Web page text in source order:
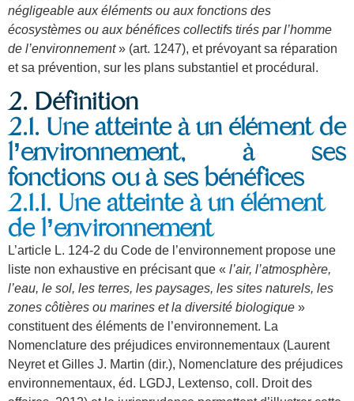
négligeable aux éléments ou aux fonctions des
écosystèmes ou aux bénéfices collectifs tirés par l’homme
de l’environnement» (art. 1247), et prévoyant sa réparation
et sa prévention, sur les plans substantiel et procédural.
2. Définition
2.1. Une atteinte à un élément de
l’environnement, à ses
fonctions ou à ses bénéfices
2.1.1. Une atteinte à un élément
de l’environnement
L’article L. 124-2 du Code de l’environnement propose une
liste non exhaustive en précisant que « l’air, l’atmosphère,
l’eau, le sol, les terres, les paysages, les sites naturels, les
zones côtières ou marines et la diversité biologique »
constituent des éléments de l’environnement. La
Nomenclature des préjudices environnementaux (Laurent
Neyret et Gilles J. Martin (dir.), Nomenclature des préjudices
environnementaux, éd. LGDJ, Lextenso, coll. Droit des